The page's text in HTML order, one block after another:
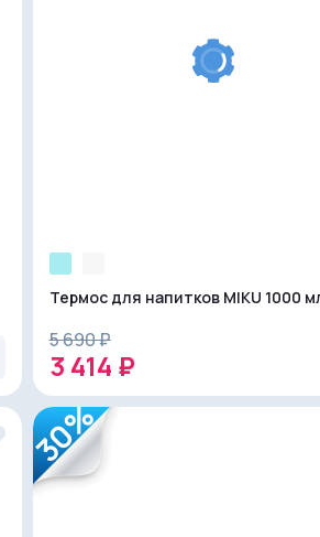
Термос для напитков MIKU 1000
5 690 ₽
3 414 ₽
30%